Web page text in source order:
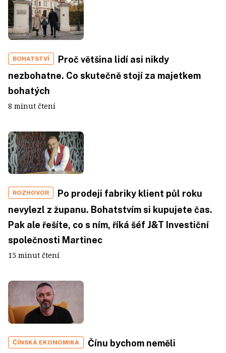
BOHATSTVÍ
Proč většina lidí asi nikdy
nezbohatne. Co skutečně stojí za majetkem
bohatých
8 minut čtení
ROZHOVOR
Po prodeji fabriky klient půl roku
nevylezl z županu. Bohatstvím si kupujete čas.
Pak ale řešíte, co s ním, říká šéf J&T Investiční
společnosti Martinec
15 minut čtení
ČÍNSKÁ EKONOMIKA
Čínu bychom neměli